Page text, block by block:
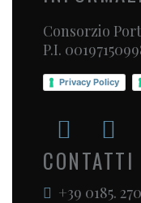
Consorzio
P.I.
Privacy Policy
CONTATTI
+39 0185.